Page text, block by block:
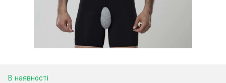
В наявності